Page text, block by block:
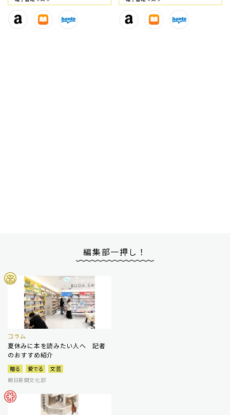
編集部一押し！
コラム
夏休みに本を読みたい人へ 記者
のおすすめ紹介
贈る 愛でる
文芸
朝日新聞文化部